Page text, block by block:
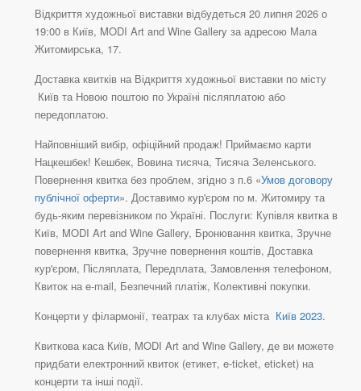
Відкриття художньої виставки відбудеться 20 липня 2026 о
19:00 в Київ, MODI Art and Wine Gallery за адресою Мала
Житомирська, 17.
Доставка квитків на Відкриття художньої виставки по місту
Київ та Новою поштою по Україні післяплатою або
передоплатою.
Найповніший вибір, офіційний продаж! Приймаємо карти
Нацкешбек! Кешбек, Вовина тисяча, Тисяча Зеленського.
Повернення квитка без проблем, згідно з п.6 «Умов договору
публічної оферти». Доставимо кур'єром по м. Житомиру та
будь-яким перевізником по Україні. Послуги: Купівля квитка в
Київ, MODI Art and Wine Gallery, Бронювання квитка, Зручне
повернення квитка, Зручне повернення коштів, Доставка
кур'єром, Післяплата, Передплата, Замовлення телефоном,
Квиток на e-mail, Безпечний платіж, Колективні покупки.
Концерти у філармонії, театрах та клубах міста Київ 2023.
Квиткова каса Київ, MODI Art and Wine Gallery, де ви можете
придбати електронний квиток (етикет, e-ticket, eticket) на
концерти та інші події.